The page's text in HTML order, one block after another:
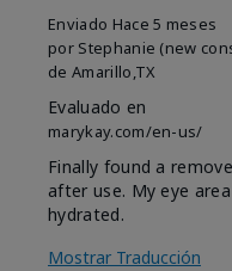
Enviado Hace 5 meses
por Stephanie (new
de Amarillo,TX
Evaluado en
marykay.com/en-us/
Finally found a
after use. My eye
hydrated.
Mostrar Traducción